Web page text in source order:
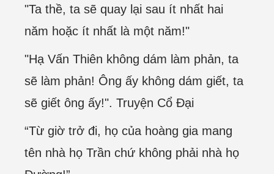
"Ta thề, ta sẽ quay lại sau ít nhất hai
năm hoặc ít nhất là một năm!"
"Hạ Vấn Thiên không dám làm phản, ta
sẽ làm phản! Ông ấy không dám giết, ta
sẽ giết ông ấy!". Truyện Cổ Đại
“Từ giờ trở đi, họ của hoàng gia mang
tên nhà họ Trần chứ không phải nhà họ